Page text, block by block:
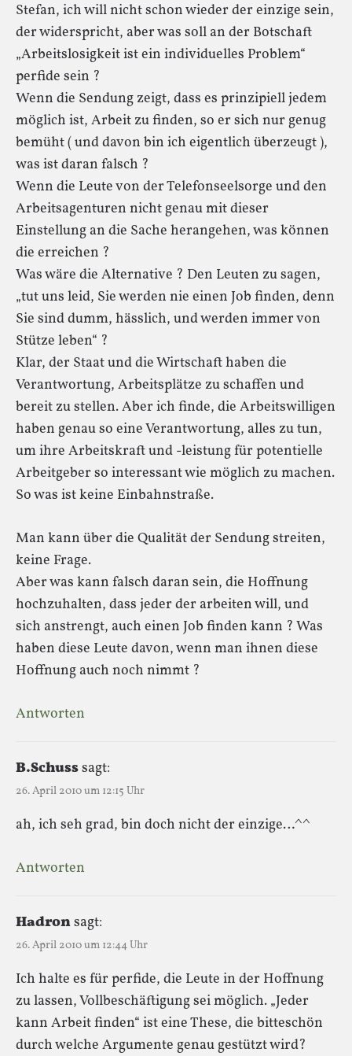
Stefan, ich will nicht schon wieder der einzige sein,
der widerspricht, aber was soll an der Botschaft
„Arbeitslosigkeit ist ein individuelles Problem“
perfide sein ?
Wenn die Sendung zeigt, dass es prinzipiell jedem
möglich ist, Arbeit zu finden, so er sich nur genug
bemüht ( und davon bin ich eigentlich überzeugt ),
was ist daran falsch ?
Wenn die Leute von der Telefonseelsorge und den
Arbeitsagenturen nicht genau mit dieser
Einstellung an die Sache herangehen, was können
die erreichen ?
Was wäre die Alternative ? Den Leuten zu sagen,
„tut uns leid, Sie werden nie einen Job finden, denn
Sie sind dumm, hässlich, und werden immer von
Stütze leben“ ?
Klar, der Staat und die Wirtschaft haben die
Verantwortung, Arbeitsplätze zu schaffen und
bereit zu stellen. Aber ich finde, die Arbeitswilligen
haben genau so eine Verantwortung, alles zu tun,
um ihre Arbeitskraft und -leistung für potentielle
Arbeitgeber so interessant wie möglich zu machen.
So was ist keine Einbahnstraße.
Man kann über die Qualität der Sendung streiten,
keine Frage.
Aber was kann falsch daran sein, die Hoffnung
hochzuhalten, dass jeder der arbeiten will, und
sich anstrengt, auch einen Job finden kann ? Was
haben diese Leute davon, wenn man ihnen diese
Hoffnung auch noch nimmt ?
Antworten
B.Schusssagt:
26. April 2010 um 12:15 Uhr
ah, ich seh grad, bin doch nicht der einzige…^^
Antworten
Hadronsagt:
26. April 2010 um 12:44 Uhr
Ich halte es für perfide, die Leute in der Hoffnung
zu lassen, Vollbeschäftigung sei möglich. „Jeder
kann Arbeit finden“ ist eine These, die bitteschön
durch welche Argumente genau gestützt wird?